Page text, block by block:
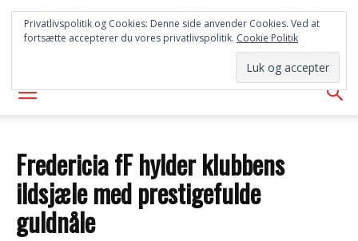
SYD
AVISEN
Fredericia fF hylder klubbens
ildsjæle med prestigefulde
guldnåle
Privatlivspolitik og Cookies: Denne side anvender Cookies. Ved at
fortsætte accepterer du vores privatlivspolitik. Cookie Politik